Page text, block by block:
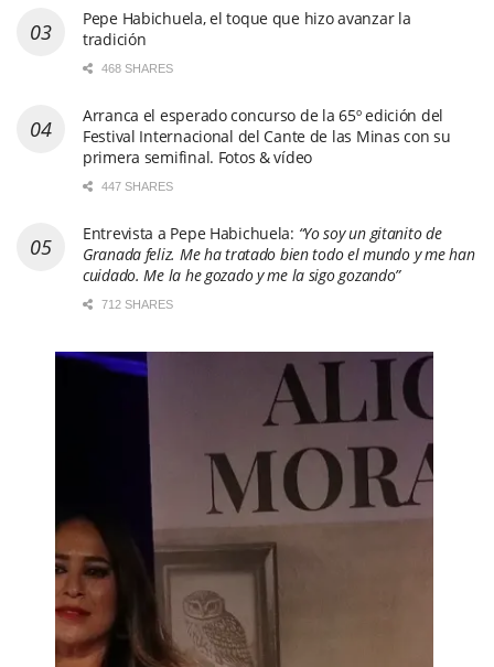
Pepe Habichuela, el toque que hizo avanzar la
tradición
468 SHARES
Arranca el esperado concurso de la 65º edición del
Festival Internacional del Cante de las Minas con su
primera semifinal. Fotos & vídeo
447 SHARES
Entrevista a Pepe Habichuela: “Yo soy un gitanito de
Granada feliz. Me ha tratado bien todo el mundo y me han
cuidado. Me la he gozado y me la sigo gozando”
712 SHARES